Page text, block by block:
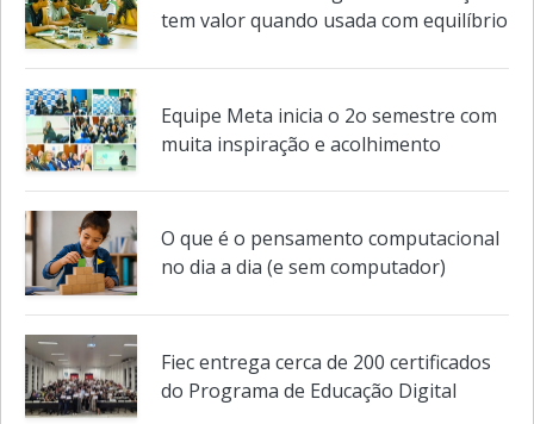
Entre a lousa e o algoritmo: inovação
tem valor quando usada com equilíbrio
Equipe Meta inicia o 2o semestre com
muita inspiração e acolhimento
O que é o pensamento computacional
no dia a dia (e sem computador)
Fiec entrega cerca de 200 certificados
do Programa de Educação Digital